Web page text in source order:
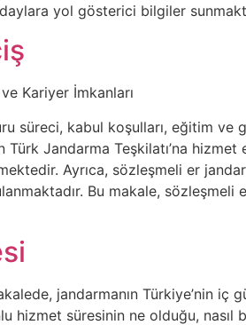
yol gösterici bilgiler
Kariyer İmkanları
süreci, kabul koşulları, eğitim ve
Türk Jandarma Teşkilatı’na
Ayrıca, sözleşmeli er
Bu makale,
jandarmanın Türkiye’nin
hizmet süresinin ne olduğu,